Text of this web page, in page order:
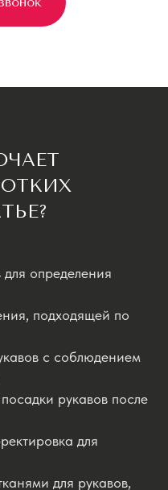
определения
подходящей по
с соблюдением
рукавов после
для
для рукавов,